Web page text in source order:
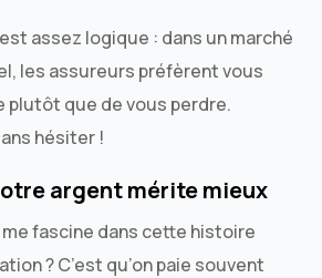
assez logique : dans un marché
les assureurs préfèrent vous
plutôt que de vous perdre.
hésiter !
argent mérite mieux
fascine dans cette histoire
? C’est qu’on paie souvent